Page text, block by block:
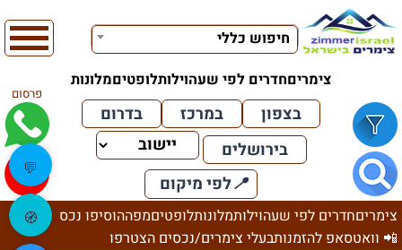
חיפוש כללי
צימריםחדרים לפי שעהוילותלופטיםמלונות
פרסום
בצפון במרכז
בדרום
בירושלים
📍לפי מיקום
צימריםחדרים לפי שעהוילותמלונותלופטיםמפההוסיפו נכס
📲 וואטסאפ להזמנותבעלי צימרים/נכסים הצטרפו
💬
🧭